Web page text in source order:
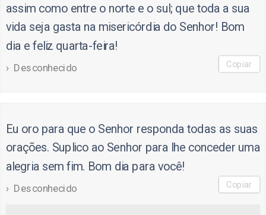
assim como entre o norte e o sul; que toda a sua
vida seja gasta na misericórdia do Senhor! Bom
dia e feliz quarta-feira!
Desconhecido Copiar
Eu oro para que o Senhor responda todas as suas
orações. Suplico ao Senhor para lhe conceder uma
alegria sem fim. Bom dia para você!
Desconhecido Copiar